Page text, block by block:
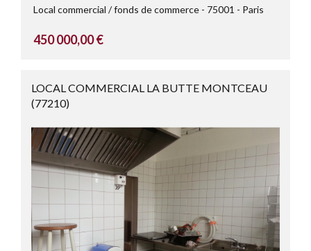
Local commercial / fonds de commerce 75001 Paris
450 000,00 €
LOCAL COMMERCIAL LA BUTTE MONTCEAU
(77210)